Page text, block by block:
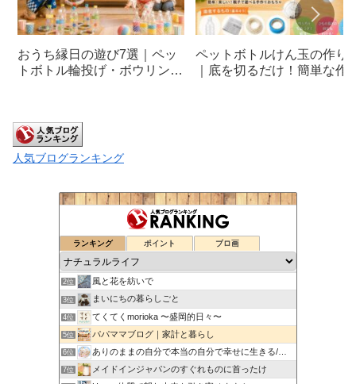
おうち縁日の遊び7選｜ペッ
トボトル輪投げ・ボウリング
ペットボトルけん玉の作り
｜底を切るだけ！簡単な作
人気ブログランキング
ランキング ポイント ブロ画
1位 FU*REN*DO （いつもナチュラルに暮らしたい）
2位 風と花を紡いで
3位 まいにちの暮らしごと
4位 てくてくmorioka 〜盛岡的日々〜
5位 パパママブログ｜家計と暮らし
6位 ありのままの自分で本当の自分で幸せに生きる/本音BLOG
7位 メイドインジャパンのすぐれものに首ったけ